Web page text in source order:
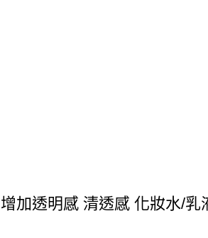
加透明感 清透感 化妝水/